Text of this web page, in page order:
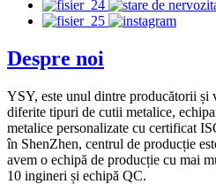
Despre noi
YSY, este unul dintre producătorii și
diferite tipuri de cutii metalice,
metalice personalizate cu certificat
în ShenZhen, centrul de producție
avem o echipă de producție cu mai
10 ingineri și echipă QC.